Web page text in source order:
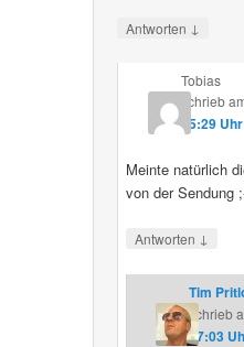
Antworten ↓
Tobias
schrieb
15:29 Uhr
Meinte natürlich
von der Sendung
Antworten ↓
Tim
schrieb
17:03